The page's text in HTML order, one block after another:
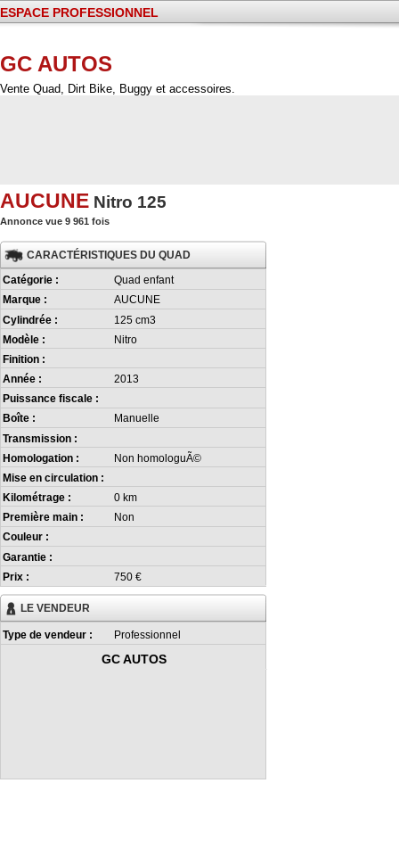
ESPACE PROFESSIONNEL
GC AUTOS
Vente Quad, Dirt Bike, Buggy et accessoires.
AUCUNE Nitro 125
Annonce vue 9 961 fois
CARACTÉRISTIQUES DU QUAD
Catégorie :
Quad enfant
Marque :
AUCUNE
Cylindrée :
125 cm3
Modèle :
Nitro
Finition :
Année :
2013
Puissance fiscale :
Boîte :
Manuelle
Transmission :
Homologation :
Non homologuÃ©
Mise en circulation :
Kilométrage :
0 km
Première main :
Non
Couleur :
Garantie :
Prix :
750 €
LE VENDEUR
Type de vendeur : Professionnel
GC AUTOS